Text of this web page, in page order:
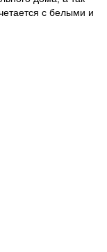
с белыми и